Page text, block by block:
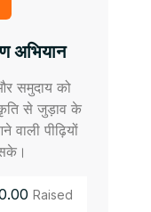
अभियान
समुदाय को
से जुड़ाव के
वाली पीढ़ियों
Raised